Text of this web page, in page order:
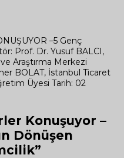
–5 Genç
Prof. Dr. Yusuf BALCI,
Araştırma Merkezi
BOLAT, İstanbul Ticaret
Üyesi Tarih: 02
Konuşuyor –
Dönüşen